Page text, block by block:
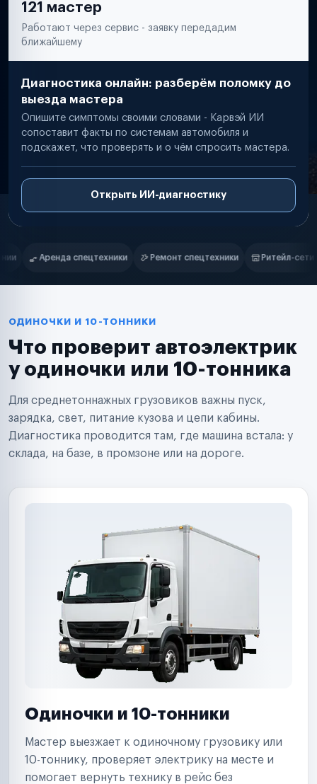
121 мастер
Работают через сервис - заявку передадим
ближайшему
Диагностика онлайн: разберём поломку до
выезда мастера
Опишите симптомы своими словами - Карвэй ИИ
сопоставит факты по системам автомобиля и
подскажет, что проверять и о чём спросить мастера.
Открыть ИИ-диагностику
Нам доверяют
Ремонт спецтехники Ритейл-сети Управляющие компании
Маркетплейсы
Таксопарки
Автодилеры
Поставщики запчастей
Аренда спецтехники
Ремонт спецтехники
Ритейл-сети
Управляющие компании
Страховые компании
ОДИНОЧКИ И 10-ТОННИКИ
Что проверит автоэлектрик
у одиночки или 10-тонника
Для среднетоннажных грузовиков важны пуск,
зарядка, свет, питание кузова и цепи кабины.
Диагностика проводится там, где машина встала: у
склада, на базе, в промзоне или на дороге.
Одиночки и 10-тонники
Мастер выезжает к одиночному грузовику или
10-тоннику, проверяет электрику на месте и
помогает вернуть технику в рейс без